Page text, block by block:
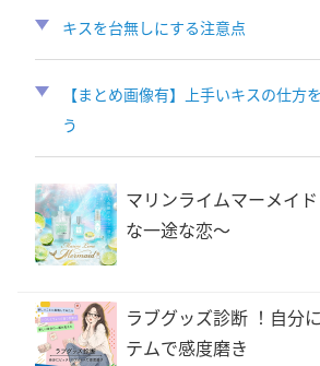
キスを台無しにする注意点
【まとめ画像有】上手いキスの仕方
う
マリンライムマーメイ
な一途な恋〜
ラブグッズ診断 ！自分
テムで感度磨き